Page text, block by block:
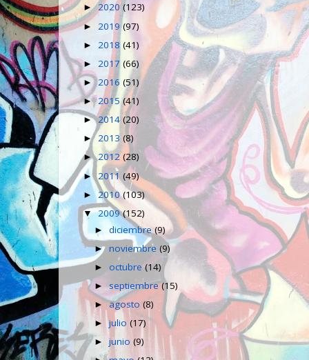
►2020(123)
► 2019(97)
► 2018 (41)
► 2017 (66)
► 2016 (51)
►2015(41)
►2014 (20)
► 2013 (8)
►2012(28)
►2011 (49)
► 2010(103)
▼2009(152)
►diciembre(9)
►noviembre(9)
►octubre(14)
►septiembre(15)
►agosto(8)
►julio(17)
►junio(9)